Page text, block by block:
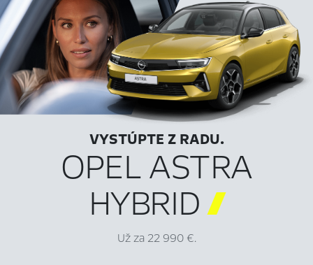
VYSTÚPTE Z RADU.
OPEL ASTRA
HYBRID
Už za 22 990 €.